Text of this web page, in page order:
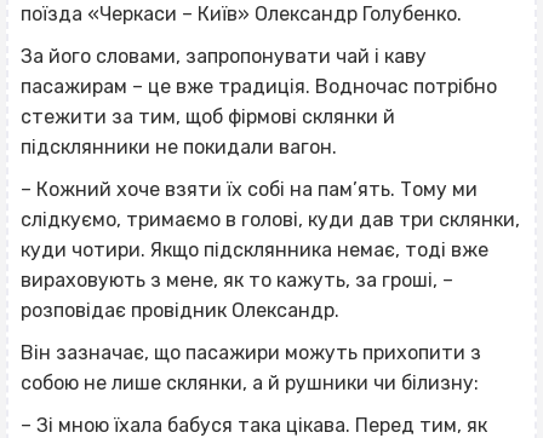
поїзда «Черкаси – Київ» Олександр Голубенко.
За його словами, запропонувати чай і каву
пасажирам – це вже традиція. Водночас потрібно
стежити за тим, щоб фірмові склянки й
підсклянники не покидали вагон.
– Кожний хоче взяти їх собі на пам’ять. Тому ми
слідкуємо, тримаємо в голові, куди дав три склянки,
куди чотири. Якщо підсклянника немає, тоді вже
вираховують з мене, як то кажуть, за гроші, –
розповідає провідник Олександр.
Він зазначає, що пасажири можуть прихопити з
собою не лише склянки, а й рушники чи білизну:
– Зі мною їхала бабуся така цікава. Перед тим, як